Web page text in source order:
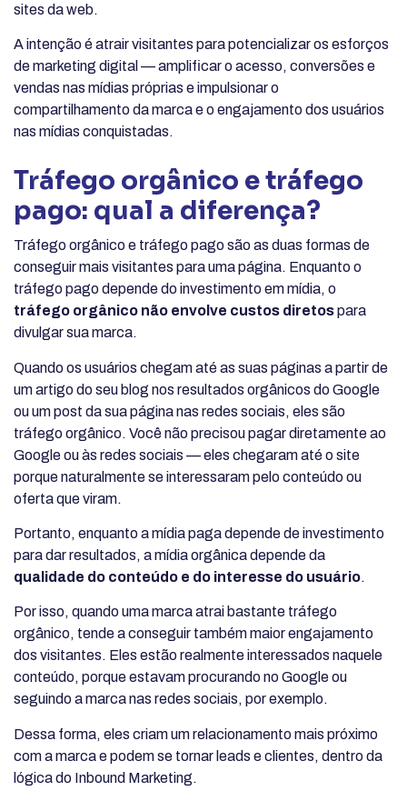
sites da web.
A intenção é atrair visitantes para potencializar os esforços
de marketing digital — amplificar o acesso, conversões e
vendas nas mídias próprias e impulsionar o
compartilhamento da marca e o engajamento dos usuários
nas mídias conquistadas.
Tráfego orgânico e tráfego
pago: qual a diferença?
Tráfego orgânico e tráfego pago são as duas formas de
conseguir mais visitantes para uma página. Enquanto o
tráfego pago depende do investimento em mídia, o
tráfego orgânico não envolve custos diretospara
divulgar sua marca.
Quando os usuários chegam até as suas páginas a partir de
um artigo do seu blog nos resultados orgânicos do Google
ou um post da sua página nas redes sociais, eles são
tráfego orgânico. Você não precisou pagar diretamente ao
Google ou às redes sociais — eles chegaram até o site
porque naturalmente se interessaram pelo conteúdo ou
oferta que viram.
Portanto, enquanto a mídia paga depende de investimento
para dar resultados, a mídia orgânica depende da
qualidade do conteúdo e do interesse do usuário.
Por isso, quando uma marca atrai bastante tráfego
orgânico, tende a conseguir também maior engajamento
dos visitantes. Eles estão realmente interessados naquele
conteúdo, porque estavam procurando no Google ou
seguindo a marca nas redes sociais, por exemplo.
Dessa forma, eles criam um relacionamento mais próximo
com a marca e podem se tornar leads e clientes, dentro da
lógica do Inbound Marketing.